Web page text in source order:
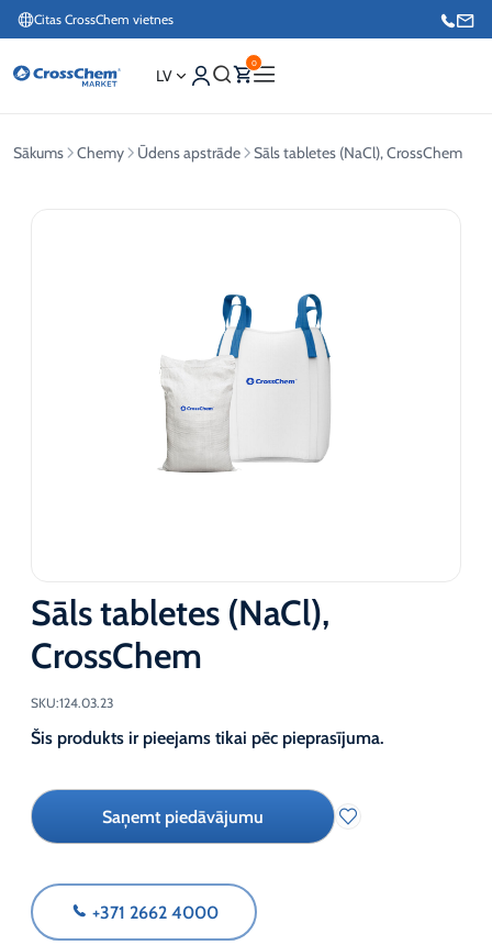
Citas CrossChem vietnes
Interneta veikals / Mārketings
LV
0
Sākums Chemy Ūdens apstrāde Sāls tabletes (NaCl), CrossChem
Sāls tabletes (NaCl),
CrossChem
SKU:124.03.23
Šis produkts ir pieejams tikai pēc pieprasījuma.
Saņemt piedāvājumu
+371 2662 4000